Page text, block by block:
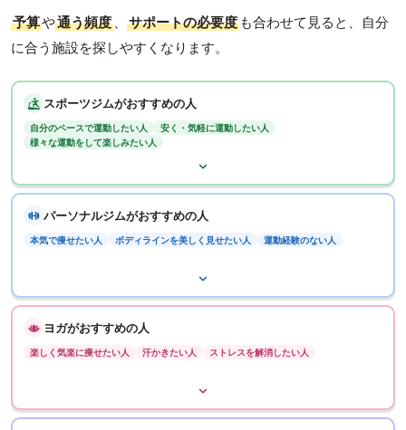
予算や通う頻度 、 サポートの必要度 も合わせて見ると、自分
に合う施設を探しやすくなります。
スポーツジムがおすすめの人
自分のペースで運動したい人
安く・気軽に運動したい人
様々な運動をして楽しみたい人
パーソナルジムがおすすめの人
本気で痩せたい人 ボディラインを美しく見せたい人 運動経験のない人
ヨガがおすすめの人
楽しく気楽に痩せたい人 汗かきたい人 ストレスを解消したい人